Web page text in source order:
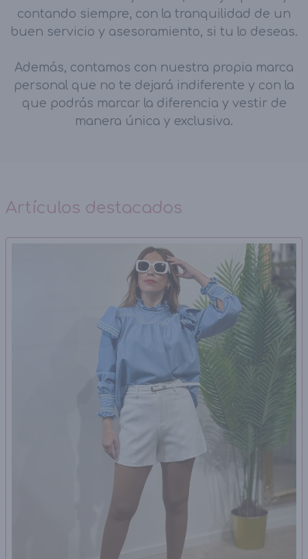
contando siempre, con la tranquilidad de un
buen servicio y asesoramiento, si tu lo deseas.
Además, contamos con nuestra propia marca
personal que no te dejará indiferente y con la
que podrás marcar la diferencia y vestir de
manera única y exclusiva.
Artículos destacados